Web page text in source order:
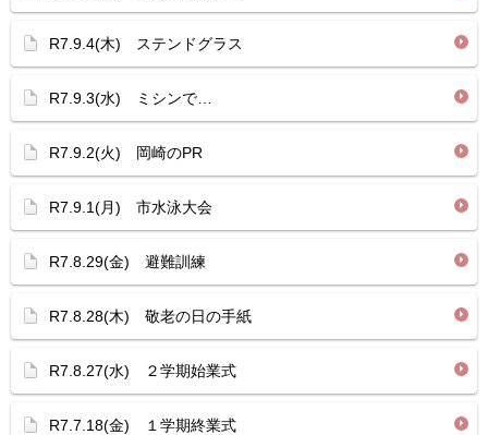
R7.9.4(木) ステンドグラス
R7.9.3(水) ミシンで…
R7.9.2(火) 岡崎のPR
R7.9.1(月) 市水泳大会
R7.8.29(金) 避難訓練
R7.8.28(木) 敬老の日の手紙
R7.8.27(水) ２学期始業式
R7.7.18(金) １学期終業式